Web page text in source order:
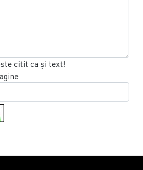
citit ca şi text!